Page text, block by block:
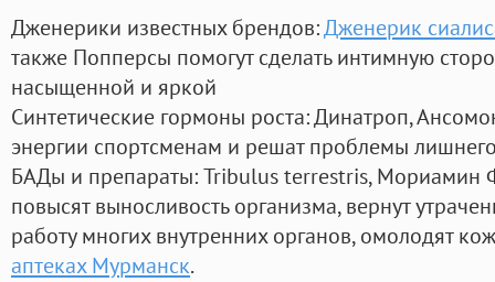
Дженерики известных брендов:Дженерик
также Попперсы помогут сделать интимную
насыщенной и яркой
Синтетические гормоны роста: Динатроп,
энергии спортсменам и решат проблемы
БАДы и препараты:Tribulus terrestris, Мориамин
повысят выносливость организма, вернут
работу многих внутренних органов, омолодят
аптеках Мурманск.